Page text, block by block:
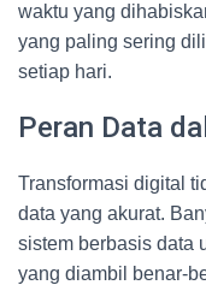
waktu yang
yang paling sering
setiap hari.
Peran Data
Transformasi digital
data yang akurat.
sistem berbasis data
yang diambil benar-